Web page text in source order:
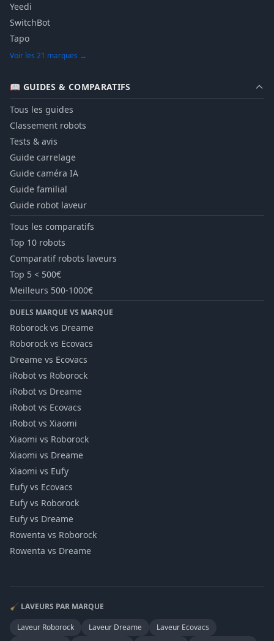
Yeedi
SwitchBot
Tapo
Voir les 21 marques →
📖 GUIDES & COMPARATIFS
Tous les guides
Classement robots
Tests & avis
Guide carrelage
Guide caméra IA
Guide familial
Guide robot laveur
Tous les comparatifs
Top 10 robots
Comparatif robots laveurs
Top 5 < 500€
Meilleurs 500-1000€
DUELS MARQUE VS MARQUE
Roborock vs Dreame
Roborock vs Ecovacs
Dreame vs Ecovacs
iRobot vs Roborock
iRobot vs Dreame
iRobot vs Ecovacs
iRobot vs Xiaomi
Xiaomi vs Roborock
Xiaomi vs Dreame
Xiaomi vs Eufy
Eufy vs Ecovacs
Eufy vs Roborock
Eufy vs Dreame
Rowenta vs Roborock
Rowenta vs Dreame
🧹 LAVEURS PAR MARQUE
Laveur Roborock Laveur Dreame Laveur Ecovacs